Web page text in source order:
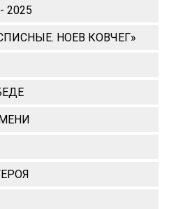
2025
НОЕВ КОВЧЕГ»